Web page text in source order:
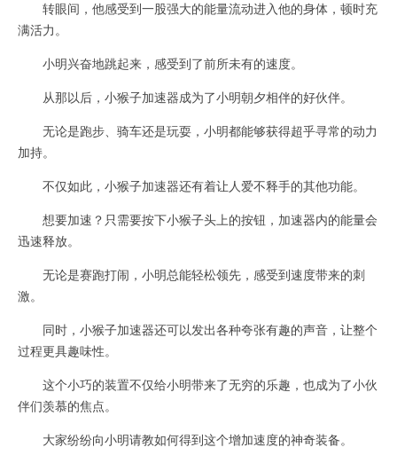
转眼间，他感受到一股强大的能量流动进入他的身体，顿时充
满活力。
小明兴奋地跳起来，感受到了前所未有的速度。
从那以后，小猴子加速器成为了小明朝夕相伴的好伙伴。
无论是跑步、骑车还是玩耍，小明都能够获得超乎寻常的动力
加持。
不仅如此，小猴子加速器还有着让人爱不释手的其他功能。
想要加速？只需要按下小猴子头上的按钮，加速器内的能量会
迅速释放。
无论是赛跑打闹，小明总能轻松领先，感受到速度带来的刺
激。
同时，小猴子加速器还可以发出各种夸张有趣的声音，让整个
过程更具趣味性。
这个小巧的装置不仅给小明带来了无穷的乐趣，也成为了小伙
伴们羡慕的焦点。
大家纷纷向小明请教如何得到这个增加速度的神奇装备。